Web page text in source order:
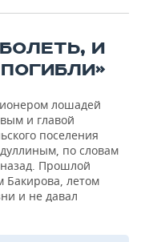
И
лошадей
и главой
поселения
по словам
Прошлой
Бакирова, летом
и не давал